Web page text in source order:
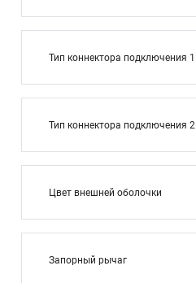
Тип коннектора подключения 1
Тип коннектора подключения 2
Цвет внешней оболочки
Запорный рычаг